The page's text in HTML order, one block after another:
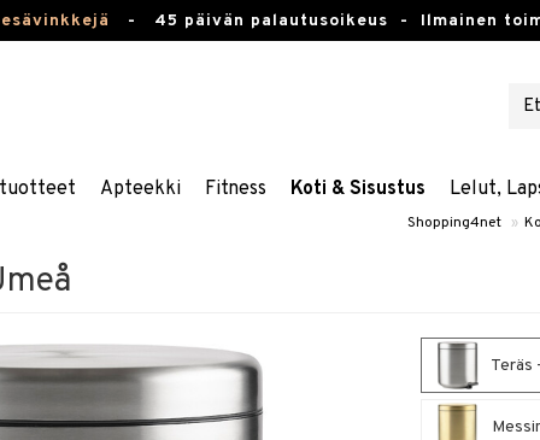
- 45 päivän palautusoikeus - Ilmainen
Apteekki Fitness Koti & Sisustus Lelut,
Shopping4net »
Teräs